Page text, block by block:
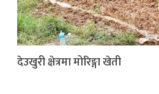
देउखुरी क्षेत्रमा मोरिङ्गा खेती